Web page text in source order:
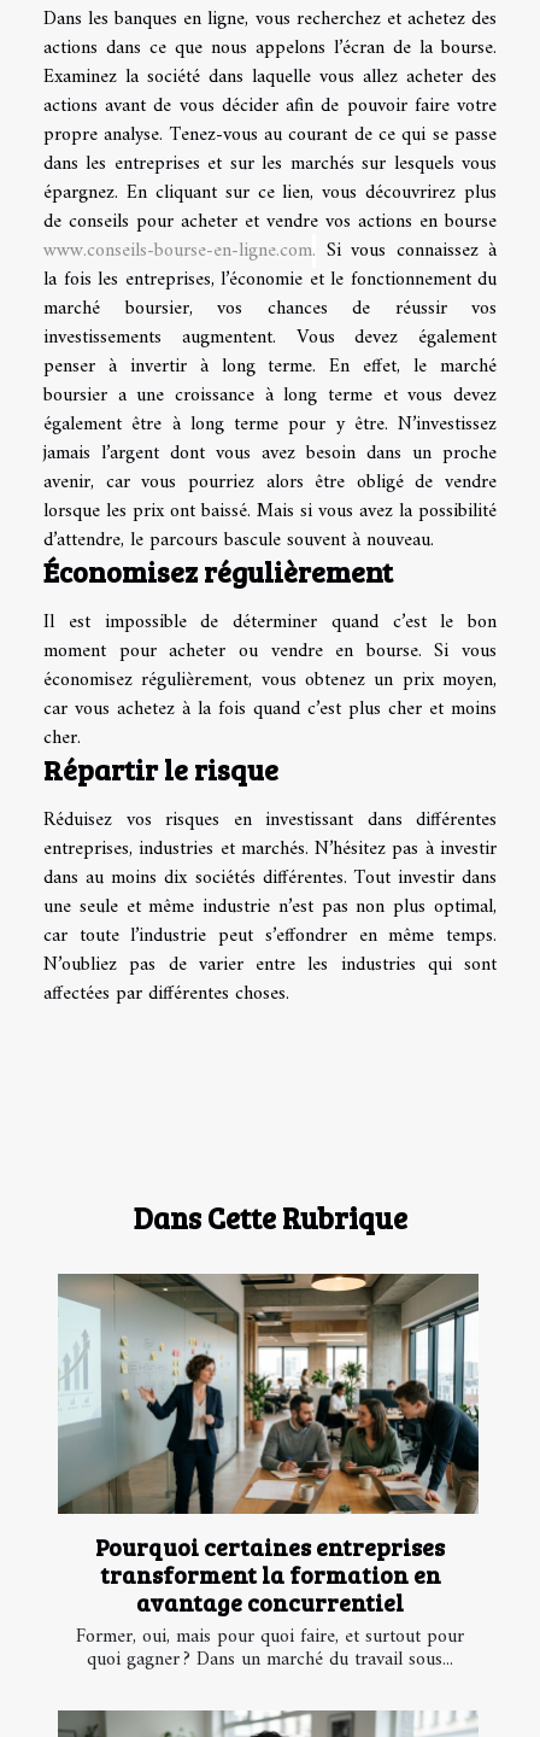
Dans les banques en ligne, vous recherchez et achetez des
actions dans ce que nous appelons l’écran de la bourse.
Examinez la société dans laquelle vous allez acheter des
actions avant de vous décider afin de pouvoir faire votre
propre analyse. Tenez-vous au courant de ce qui se passe
dans les entreprises et sur les marchés sur lesquels vous
épargnez. En cliquant sur ce lien, vous découvrirez plus
de conseils pour acheter et vendre vos actions en bourse
www.conseils-bourse-en-ligne.com. Si vous connaissez à
la fois les entreprises, l’économie et le fonctionnement du
marché boursier, vos chances de réussir vos
investissements augmentent. Vous devez également
penser à invertir à long terme. En effet, le marché
boursier a une croissance à long terme et vous devez
également être à long terme pour y être. N’investissez
jamais l’argent dont vous avez besoin dans un proche
avenir, car vous pourriez alors être obligé de vendre
lorsque les prix ont baissé. Mais si vous avez la possibilité
d’attendre, le parcours bascule souvent à nouveau.
Économisez régulièrement
Il est impossible de déterminer quand c’est le bon
moment pour acheter ou vendre en bourse. Si vous
économisez régulièrement, vous obtenez un prix moyen,
car vous achetez à la fois quand c’est plus cher et moins
cher.
Répartir le risque
Réduisez vos risques en investissant dans différentes
entreprises, industries et marchés. N’hésitez pas à investir
dans au moins dix sociétés différentes. Tout investir dans
une seule et même industrie n’est pas non plus optimal,
car toute l’industrie peut s’effondrer en même temps.
N’oubliez pas de varier entre les industries qui sont
affectées par différentes choses.
Dans Cette Rubrique
Pourquoi certaines entreprises
transforment la formation en
avantage concurrentiel
Former, oui, mais pour quoi faire, et surtout pour
quoi gagner ? Dans un marché du travail sous...